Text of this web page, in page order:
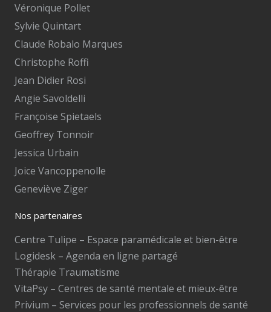
Véronique Pollet
Sylvie Quintart
Claude Robalo Marques
Christophe Roffi
Jean Didier Rosi
Angie Savoldelli
Françoise Spietaels
Geoffrey Tonnoir
Jessica Urbain
Joice Vancoppenolle
Geneviève Ziger
Nos partenaires
Centre Tulipe – Espace paramédicale et bien-être
Logidesk – Agenda en ligne partagé
Thérapie Traumatisme
VitaPsy – Centres de santé mentale et mieux-être
Privium – Services pour les professionnels de santé